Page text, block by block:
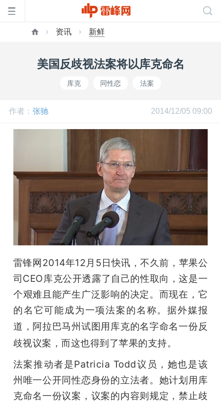
公
活
动
中
心
GAIR
资讯 新鲜
美国反歧视法案将以库克命名
库克 同性恋 法案
作者： 张驰 2014/12/05 09:00
雷锋网2014年12月5日快讯，不久前，苹果公
司CEO库克公开透露了自己的性取向，这是一
个艰难且能产生广泛影响的决定。而现在，它
的名它可能成为一项法案的名称。据外媒报
道， 阿拉巴马州试图用库克的名字命名一份反
歧视议案，而这也得到了苹果的支持。
法案推动者是Patricia Todd议员，她也是该
州唯一公开同性恋身份的立法者。她计划用库
克命名一份议案，议案的内容则规定，禁止歧